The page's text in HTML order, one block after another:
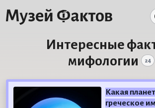
Интересные
мифологии
24
Какая
греческое